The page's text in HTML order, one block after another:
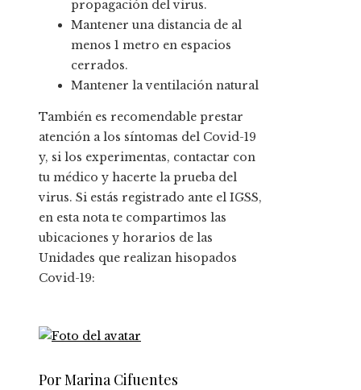
propagación del virus.
Mantener una distancia de al
menos 1 metro en espacios
cerrados.
Mantener la ventilación natural
También es recomendable prestar
atención a los síntomas del Covid-19
y, si los experimentas, contactar con
tu médico y hacerte la prueba del
virus. Si estás registrado ante el IGSS,
en esta nota te compartimos las
ubicaciones y horarios de las
Unidades que realizan hisopados
Covid-19:
Por Marina Cifuentes